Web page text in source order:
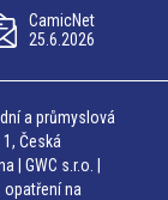
CamicNet
25.6.2026
a průmyslová
Česká
| GWC s.r.o. |
opatření na